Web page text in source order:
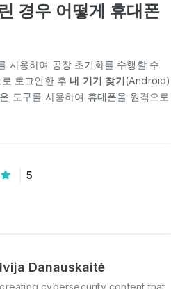
경우 어떻게 휴대폰
사용하여 공장 초기화를 수행할 수
로그인한 후 내 기기 찾기(Android)
도구를 사용하여 휴대폰을 원격으로
5
Danauskaitė
cybersecurity content that